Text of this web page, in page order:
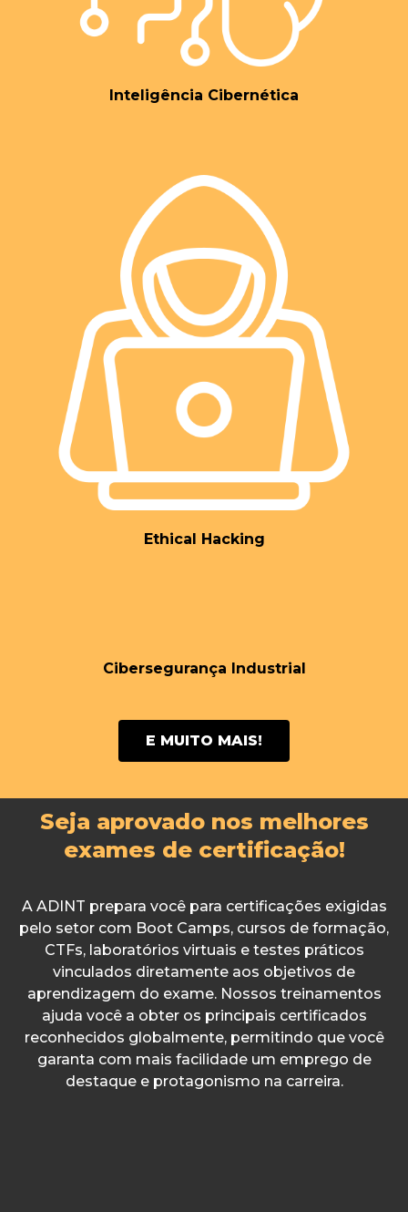
“Antecipando o futuro,
protegendo o presente:
Treinamentos e
Cibersegurança
Industrial e Inteligência
de Ameaças Cibernéticas
para uma operação
robusta e resiliente.”
A plataforma nº 1 de Treinamento em Inteligência Cibernética,
Cibersegurança e Desenvolvimento de Carreira!
CONFIRA NOSSOS TREINAMENTOS
Inteligência Cibernética
Ethical Hacking
Cibersegurança Industrial
E MUITO MAIS!
Seja aprovado nos melhores
exames de certificação!
A ADINT prepara você para certificações exigidas
pelo setor com Boot Camps, cursos de formação,
CTFs, laboratórios virtuais e testes práticos
vinculados diretamente aos objetivos de
aprendizagem do exame. Nossos treinamentos
ajuda você a obter os principais certificados
reconhecidos globalmente, permitindo que você
garanta com mais facilidade um emprego de
destaque e protagonismo na carreira.